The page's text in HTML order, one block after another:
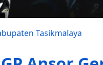
Tasikmalaya